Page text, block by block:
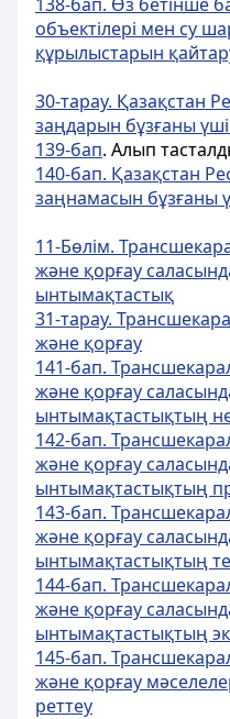
объектiлерi мен су
құрылыстарын
30-тарау. Қазақстан
заңдарын бұзғаны
139-бап. Алып
140-бап. Қазақстан
заңнамасын бұзғаны
11-Бөлім.
және қорғау
ынтымақтастық
31-тарау.
және қорғау
141-бап.
және қорғау
ынтымақтастықтың
142-бап.
және қорғау
ынтымақтастықтың
143-бап.
және қорғау
ынтымақтастықтың
144-бап.
және қорғау
ынтымақтастықтың
145-бап.
және қорғау
реттеу